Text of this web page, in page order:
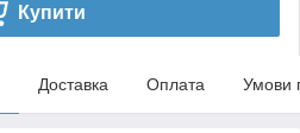
Купити
Доставка Оплата Умови